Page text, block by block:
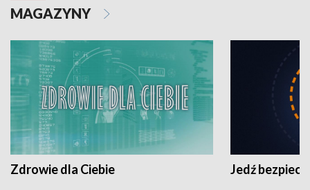
MAGAZYNY
Zdrowie dla Ciebie Jedź